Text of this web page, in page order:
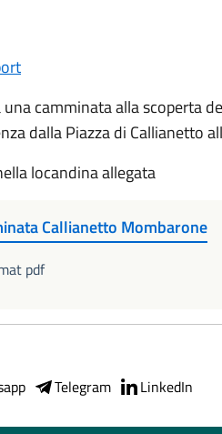
camminata alla scoperta
dalla Piazza di Callianetto
locandina allegata
Callianetto Mombarone
pdf
Telegram LinkedIn